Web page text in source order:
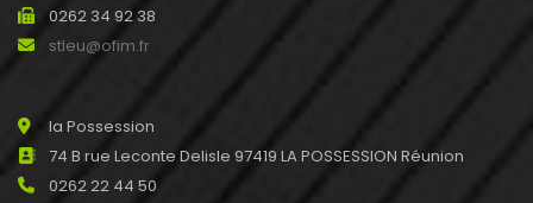
0262 34 92 38
stleu@ofim.fr
la Possession
74 B rue Leconte Delisle 97419 LA POSSESSION Réunion
0262 22 44 50